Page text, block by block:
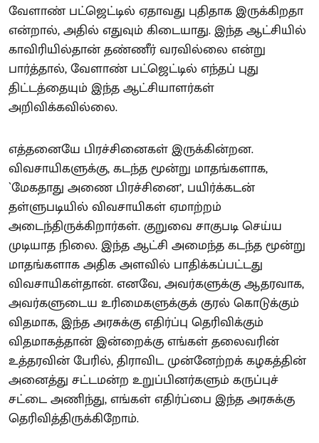
வேளாண் பட்ஜெட்டில் ஏதாவது புதிதாக இருக்கிறதா
என்றால், அதில் எதுவும் கிடையாது. இந்த ஆட்சியில்
காவிரியில்தான் தண்ணீர் வரவில்லை என்று
பார்த்தால், வேளாண் பட்ஜெட்டில் எந்தப் புது
திட்டத்தையும் இந்த ஆட்சியாளர்கள்
அறிவிக்கவில்லை.
எத்தனையே பிரச்சினைகள் இருக்கின்றன.
விவசாயிகளுக்கு, கடந்த மூன்று மாதங்களாக,
`மேகதாது அணை பிரச்சினை’, பயிர்க்கடன்
தள்ளுபடியில் விவசாயிகள் ஏமாற்றம்
அடைந்திருக்கிறார்கள். குறுவை சாகுபடி செய்ய
முடியாத நிலை. இந்த ஆட்சி அமைந்த கடந்த மூன்று
மாதங்களாக அதிக அளவில் பாதிக்கப்பட்டது
விவசாயிகள்தான். எனவே, அவர்களுக்கு ஆதரவாக,
அவர்களுடைய உரிமைகளுக்குக் குரல் கொடுக்கும்
விதமாக, இந்த அரசுக்கு எதிர்ப்பு தெரிவிக்கும்
விதமாகத்தான் இன்றைக்கு எங்கள் தலைவரின்
உத்தரவின் பேரில், திராவிட முன்னேற்றக் கழகத்தின்
அனைத்து சட்டமன்ற உறுப்பினர்களும் கருப்புச்
சட்டை அணிந்து, எங்கள் எதிர்ப்பை இந்த அரசுக்கு
தெரிவித்திருக்கிறோம்.